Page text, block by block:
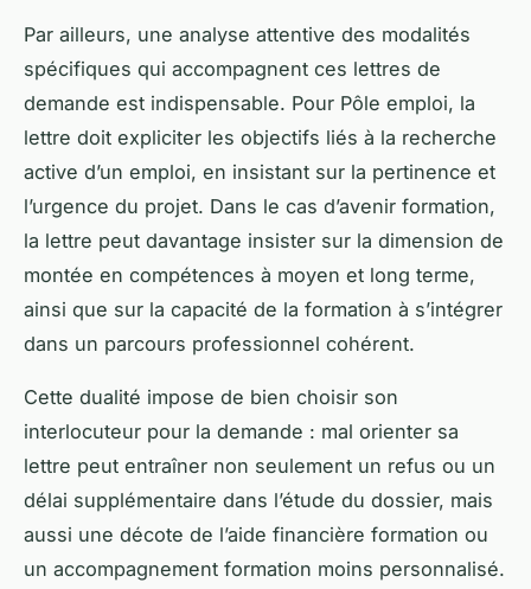
Par ailleurs, une analyse attentive des modalités
spécifiques qui accompagnent ces lettres de
demande est indispensable. Pour Pôle emploi, la
lettre doit expliciter les objectifs liés à la recherche
active d’un emploi, en insistant sur la pertinence et
l’urgence du projet. Dans le cas d’avenir formation,
la lettre peut davantage insister sur la dimension de
montée en compétences à moyen et long terme,
ainsi que sur la capacité de la formation à s’intégrer
dans un parcours professionnel cohérent.
Cette dualité impose de bien choisir son
interlocuteur pour la demande : mal orienter sa
lettre peut entraîner non seulement un refus ou un
délai supplémentaire dans l’étude du dossier, mais
aussi une décote de l’aide financière formation ou
un accompagnement formation moins personnalisé.